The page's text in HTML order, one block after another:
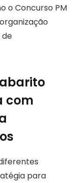
o Concurso PM
com
para